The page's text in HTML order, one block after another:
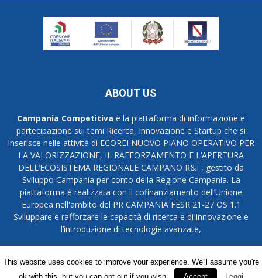
ABOUT US
Campania Competitiva è la piattaforma di informazione e
partecipazione sui temi Ricerca, Innovazione e Startup che si
inserisce nelle attività di ECOREI NUOVO PIANO OPERATIVO PER
LA VALORIZZAZIONE, IL RAFFORZAMENTO E L’APERTURA
DELL’ECOSISTEMA REGIONALE CAMPANO R&I , gestito da
Sviluppo Campania per conto della Regione Campania. La
piattaforma è realizzata con il cofinanziamento dell’Unione
Europea nell'ambito del PR CAMPANIA FESR 21-27 OS 1.1
Sviluppare e rafforzare le capacità di ricerca e di innovazione e
l’introduzione di tecnologie avanzate,
Credits
Privacy Policy
This website uses cookies to improve your experience. We'll assume you're